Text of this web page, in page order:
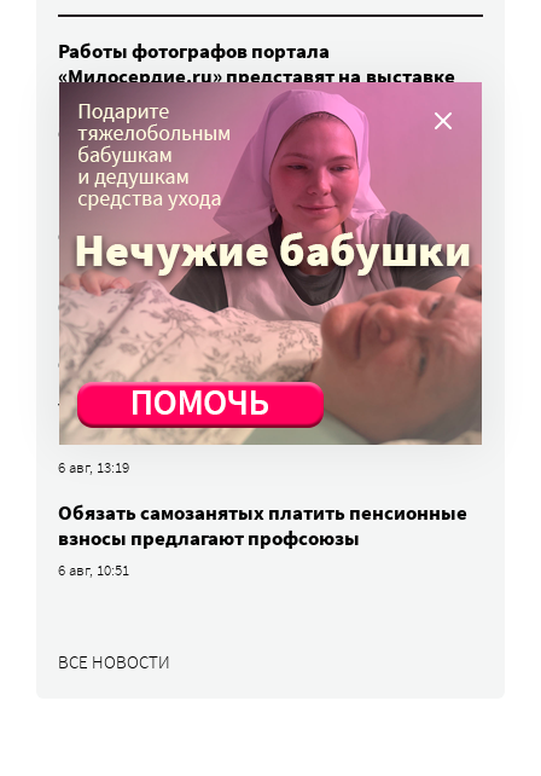
Работы фотографов портала
«Милосердие.ru» представят на выставке
в Переславле-Залесском
6 авг, 16:03
МЧС предупреждает москвичей о грозе
и буре
6 авг, 15:55
Победители олимпиад заняли большинство
бюджетных мест: в МГИМО предложили
пересмотреть правила приема
6 авг, 14:44
Улучшить питание заключенных намерен
Минюст
6 авг, 13:19
Обязать самозанятых платить пенсионные
взносы предлагают профсоюзы
6 авг, 10:51
ВСЕ НОВОСТИ